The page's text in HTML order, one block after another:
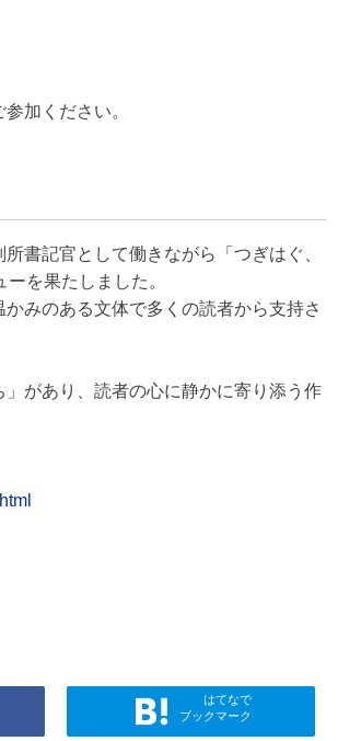
加ください。
書記官として働きながら「つぎはぐ、
を果たしました。
みのある文体で多くの読者から支持さ
があり、読者の心に静かに寄り添う作
はてなで
ブックマーク